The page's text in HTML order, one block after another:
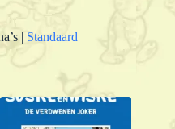
| Standaard